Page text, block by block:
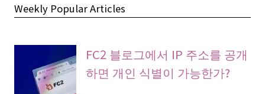
Weekly Popular Articles
FC2 블로그에서 IP 주소를 공개
하면 개인 식별이 가능한가?